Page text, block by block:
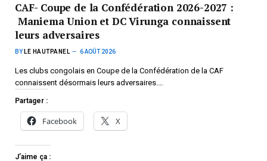
CAF- Coupe de la Confédération 2026-2027 :
Maniema Union et DC Virunga connaissent
leurs adversaires
BY LE HAUTPANEL 6 AOÛT 2026
Les clubs congolais en Coupe de la Confédération de la CAF
connaissent désormais leurs adversaires.…
Partager :
Facebook X
J’aime ça :